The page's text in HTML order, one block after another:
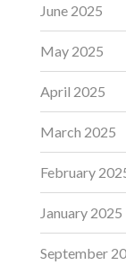
June 2025
May 2025
April 2025
March 2025
February
January 2025
September